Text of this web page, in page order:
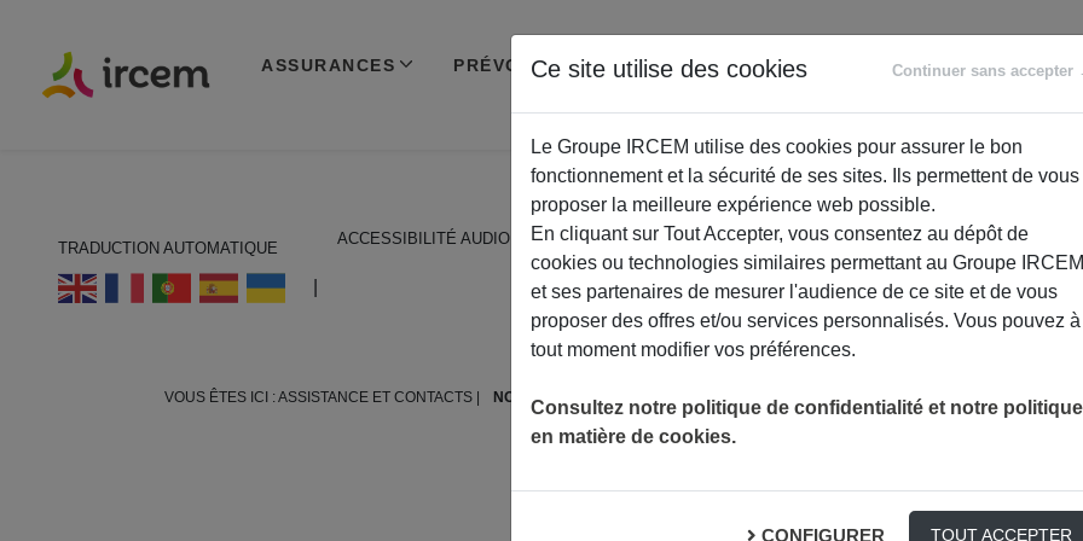
ASSURANCES PRÉVOYANCE RETRAITE
ACCOMPAGNEMENT
TRADUCTION AUTOMATIQUE
ACCESSIBILITÉ AUDIO
VOUS ÊTES ICI :ASSISTANCE ET CONTACTS | NOUS CONTACTER
Ce site utilise des cookies Continuer sans accepter
Le Groupe IRCEM utilise des cookies pour assurer le bon
fonctionnement et la sécurité de ses sites. Ils permettent de vous
proposer la meilleure expérience web possible.
En cliquant sur Tout Accepter, vous consentez au dépôt de
cookies ou technologies similaires permettant au Groupe IRCEM
et ses partenaires de mesurer l'audience de ce site et de vous
proposer des offres et/ou services personnalisés. Vous pouvez à
tout moment modifier vos préférences.
Consultez notre politique de confidentialité et notre politique
en matière de cookies.
CONFIGURER TOUT ACCEPTER